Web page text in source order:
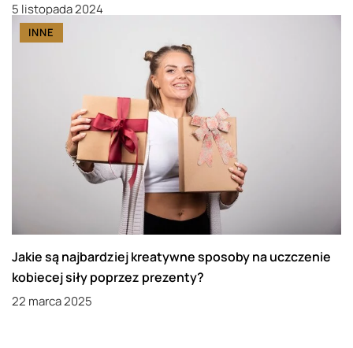
5 listopada 2024
INNE
Jakie są najbardziej kreatywne sposoby na uczczenie
kobiecej siły poprzez prezenty?
22 marca 2025